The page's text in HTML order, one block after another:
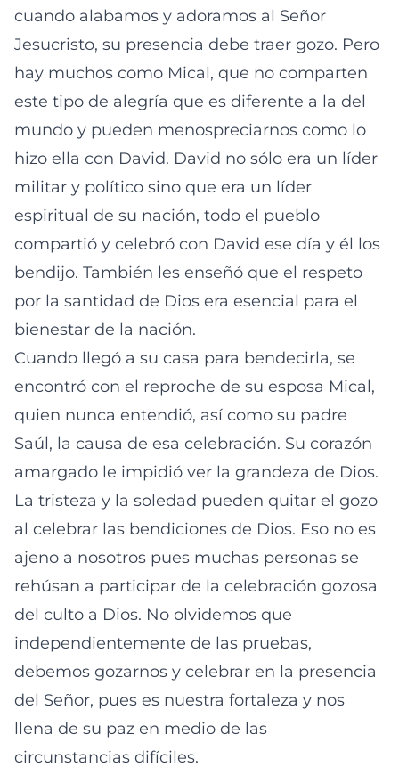
cuando alabamos y adoramos al Señor
Jesucristo, su presencia debe traer gozo. Pero
hay muchos como Mical, que no comparten
este tipo de alegría que es diferente a la del
mundo y pueden menospreciarnos como lo
hizo ella con David. David no sólo era un líder
militar y político sino que era un líder
espiritual de su nación, todo el pueblo
compartió y celebró con David ese día y él los
bendijo. También les enseñó que el respeto
por la santidad de Dios era esencial para el
bienestar de la nación.
Cuando llegó a su casa para bendecirla, se
encontró con el reproche de su esposa Mical,
quien nunca entendió, así como su padre
Saúl, la causa de esa celebración. Su corazón
amargado le impidió ver la grandeza de Dios.
La tristeza y la soledad pueden quitar el gozo
al celebrar las bendiciones de Dios. Eso no es
ajeno a nosotros pues muchas personas se
rehúsan a participar de la celebración gozosa
del culto a Dios. No olvidemos que
independientemente de las pruebas,
debemos gozarnos y celebrar en la presencia
del Señor, pues es nuestra fortaleza y nos
llena de su paz en medio de las
circunstancias difíciles.